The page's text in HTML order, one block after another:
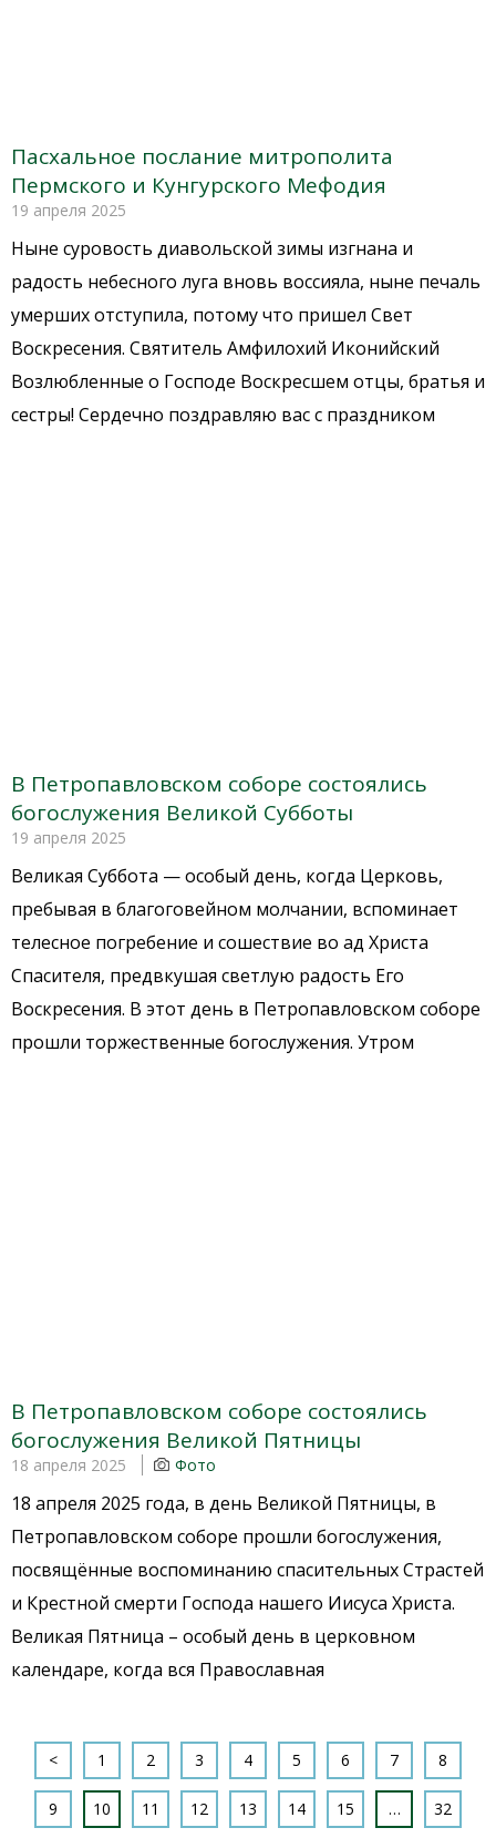
Пасхальное послание митрополита
Пермского и Кунгурского Мефодия
19 апреля 2025
Ныне суровость диавольской зимы изгнана и
радость небесного луга вновь воссияла, ныне печаль
умерших отступила, потому что пришел Свет
Воскресения. Святитель Амфилохий Иконийский
Возлюбленные о Господе Воскресшем отцы, братья и
сестры! Сердечно поздравляю вас с праздником
В Петропавловском соборе состоялись
богослужения Великой Субботы
19 апреля 2025
Великая Суббота — особый день, когда Церковь,
пребывая в благоговейном молчании, вспоминает
телесное погребение и сошествие во ад Христа
Спасителя, предвкушая светлую радость Его
Воскресения. В этот день в Петропавловском соборе
прошли торжественные богослужения. Утром
В Петропавловском соборе состоялись
богослужения Великой Пятницы
18 апреля 2025 Фото
18 апреля 2025 года, в день Великой Пятницы, в
Петропавловском соборе прошли богослужения,
посвящённые воспоминанию спасительных Страстей
и Крестной смерти Господа нашего Иисуса Христа.
Великая Пятница – особый день в церковном
календаре, когда вся Православная
< 1 2 3 4 5 6 7 8
9 10 11 12 13 14 15 … 32